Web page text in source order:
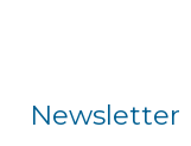
Newsletter